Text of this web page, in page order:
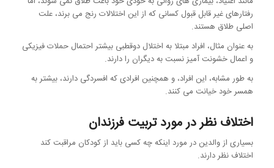
رفتارهای غیر قابل قبول کسانی که از این اختلالات رنج می برند، علت
اصلی طلاق هستند.
به عنوان مثال، افراد مبتلا به اختلال دوقطبی بیشتر احتمال حملات فیزیکی
و اعمال خشونت آمیز نسبت به دیگران را دارند.
به طور مشابه، این افراد، و همچنین افرادی که افسردگی دارند، بیشتر به
همسر خود خیانت می کنند.
اختلاف نظر در مورد تربیت فرزندان
بسیاری از والدین در مورد اینکه چه کسی باید از کودکان مراقبت کند
اختلاف نظر دارند.